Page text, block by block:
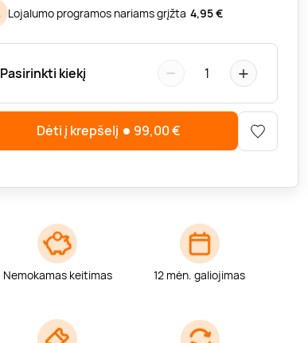
Lojalumo programos nariams grįžta 4,95 €
Pasirinkti kiekį − 1 +
Dėti į krepšelį 99,00€
Nemokamas keitimas 12 mėn. galiojimas